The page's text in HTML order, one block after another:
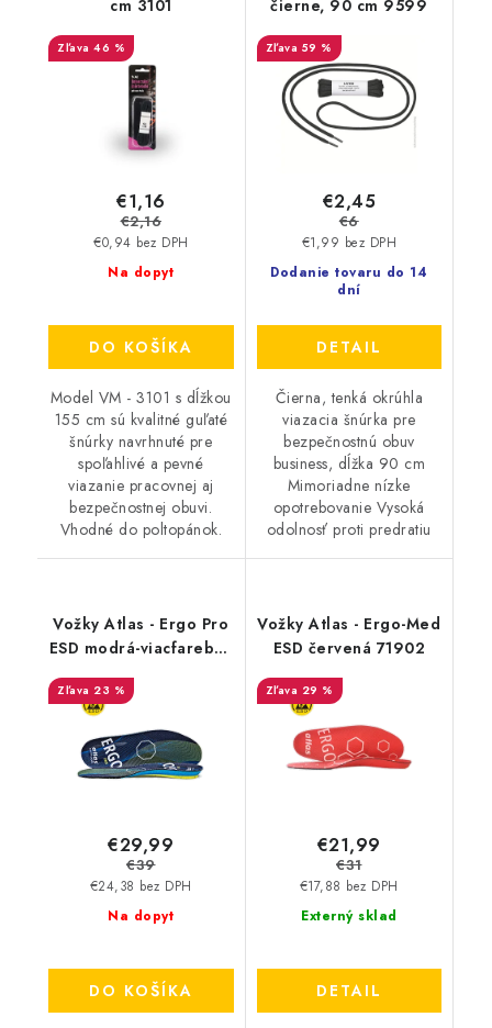
cm 3101
46 %
Na dopyt
€0,94 bez DPH
€1,16
€2,16
DO KOŠÍKA
Model VM - 3101 s dĺžkou
155 cm sú kvalitné guľaté
šnúrky navrhnuté pre
spoľahlivé a pevné
viazanie pracovnej aj
bezpečnostnej obuvi.
Vhodné do poltopánok.
čierne, 90 cm 9599
59 %
Dodanie tovaru do 14
dní
€1,99 bez DPH
€2,45
€6
DETAIL
Čierna, tenká okrúhla
viazacia šnúrka pre
bezpečnostnú obuv
business, dĺžka 90 cm
Mimoriadne nízke
opotrebovanie Vysoká
odolnosť proti predratiu
Vožky Atlas - Ergo Pro
ESD modrá-viacfarebná
38-40 71904
23 %
Na dopyt
€24,38 bez DPH
€29,99
€39
DO KOŠÍKA
Vožky Atlas - Ergo-Med
ESD červená 71902
29 %
Externý sklad
€17,88 bez DPH
€21,99
€31
DETAIL